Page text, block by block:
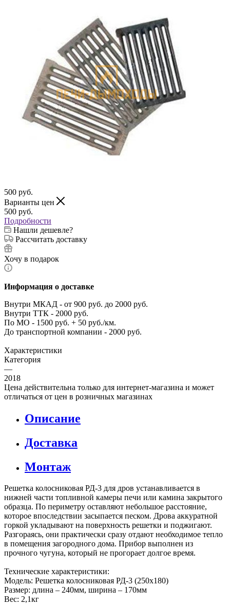
500 руб.
Варианты цен
500 руб.
Подробности
Нашли дешевле?
Рассчитать доставку
Хочу в подарок
Информация о доставке
Внутри МКАД - от 900 руб. до 2000 руб.
Внутри ТТК - 2000 руб.
По МО - 1500 руб. + 50 руб./км.
До транспортной компании - 2000 руб.
Характеристики
Категория
—
2018
Цена действительна только для интернет-магазина и может
отличаться от цен в розничных магазинах
Описание
Доставка
Монтаж
Решетка колосниковая РД-3 для дров устанавливается в
нижней части топливной камеры печи или камина закрытого
образца. По периметру оставляют небольшое расстояние,
которое впоследствии засыпается песком. Дрова аккуратной
горкой укладывают на поверхность решетки и поджигают.
Разгораясь, они практически сразу отдают необходимое тепло
в помещения загородного дома. Прибор выполнен из
прочного чугуна, который не прогорает долгое время.
Технические характеристики:
Модель: Решетка колосниковая РД-3 (250х180)
Размер: длина – 240мм, ширина – 170мм
Вес: 2,1кг